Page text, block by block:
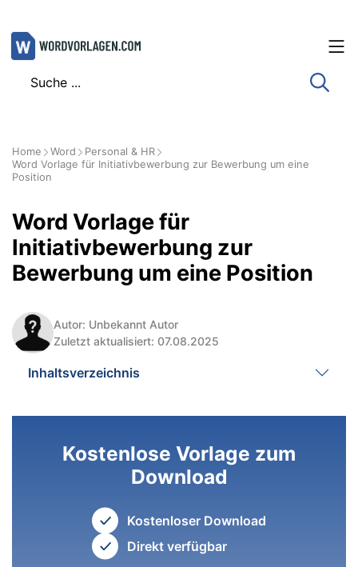
Zum
Inhalt
Home Word
Personal & HR
Word Vorlage für Initiativbewerbung zur Bewerbung um eine
Position
Word Vorlage für
Initiativbewerbung zur
Bewerbung um eine Position
Autor: Unbekannt Autor
Zuletzt aktualisiert: 07.08.2025
Inhaltsverzeichnis
Kostenlose Vorlage zum
Download
Kostenloser Download
Direkt verfügbar